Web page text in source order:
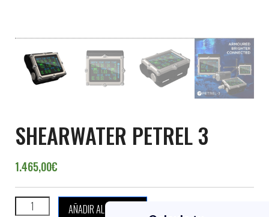
SHEARWATER PETREL 3
1.465,00€
SHEARWATER PETREL 3 cantidad
AÑADIR AL CARRITO